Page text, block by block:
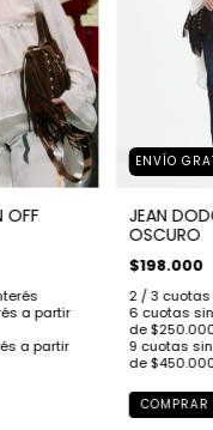
OFF
ENVÍO
JEAN
OSCURO
$198.000
COMPRAR